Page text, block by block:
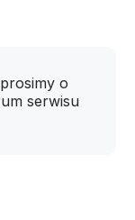
o
serwisu